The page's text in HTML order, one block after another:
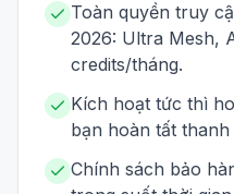
Toàn quyền truy
2026: Ultra Mesh,
credits/tháng.
Kích hoạt tức thì
bạn hoàn tất thanh
Chính sách bảo